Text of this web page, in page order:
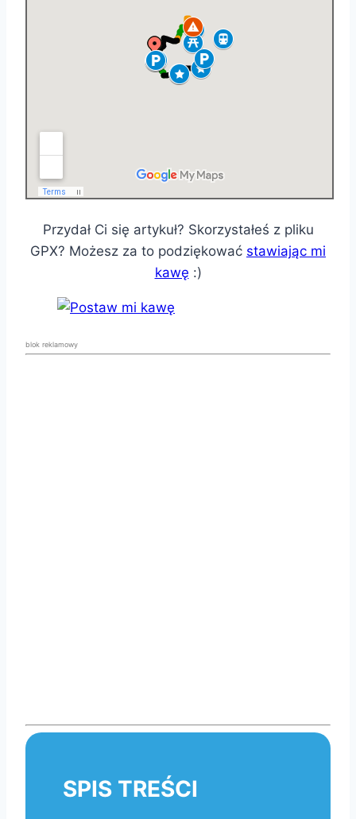
Przydał Ci się artykuł? Skorzystałeś z pliku
GPX? Możesz za to podziękować stawiając mi
kawę :)
blok reklamowy
SPIS TREŚCI